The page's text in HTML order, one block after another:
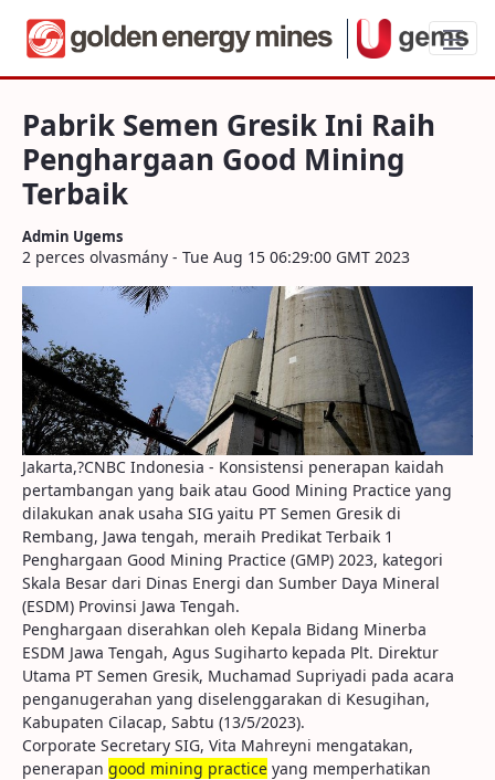
Pabrik Semen Gresik Ini Raih
Pabrik Semen Gresik Ini Raih
Penghargaan Good Mining
Terbaik
Admin Ugems
2 perces olvasmány - Tue Aug 15 06:29:00 GMT 2023
Jakarta,?CNBC Indonesia - Konsistensi penerapan kaidah
pertambangan yang baik atau Good Mining Practice yang
dilakukan anak usaha SIG yaitu PT Semen Gresik di
Rembang, Jawa tengah, meraih Predikat Terbaik 1
Penghargaan Good Mining Practice (GMP) 2023, kategori
Skala Besar dari Dinas Energi dan Sumber Daya Mineral
(ESDM) Provinsi Jawa Tengah.
Penghargaan diserahkan oleh Kepala Bidang Minerba
ESDM Jawa Tengah, Agus Sugiharto kepada Plt. Direktur
Utama PT Semen Gresik, Muchamad Supriyadi pada acara
penganugerahan yang diselenggarakan di Kesugihan,
Kabupaten Cilacap, Sabtu (13/5/2023).
Corporate Secretary SIG, Vita Mahreyni mengatakan,
penerapan good mining practice yang memperhatikan